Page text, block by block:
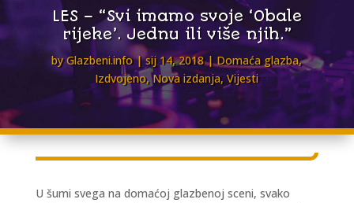
LES – “Svi imamo svoje ‘Obale
rijeke’. Jednu ili više njih.”
byGlazbeni.info sij 14, 2018 Domaća glazba,
Izdvojeno,Nova izdanja,Vijesti
U šumi svega na domaćoj glazbenoj sceni, svako